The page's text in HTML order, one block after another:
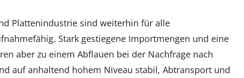
Plattenindustrie sind weiterhin für alle
Stark gestiegene Importmengen und eine
aber zu einem Abflauen bei der Nachfrage nach
auf anhaltend hohem Niveau stabil, Abtransport und